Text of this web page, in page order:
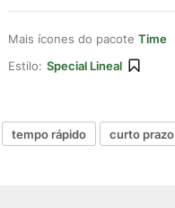
Mais ícones do pacote Time
Estilo: Special Lineal
tempo rápido curto prazo